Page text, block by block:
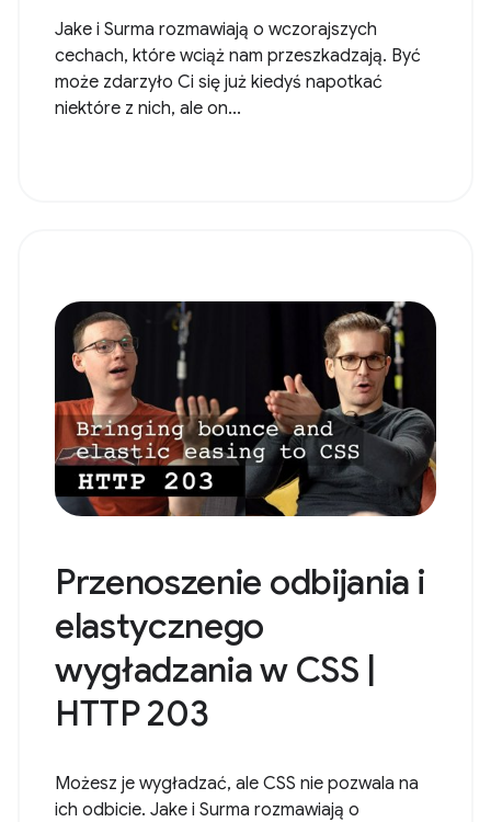
Jake i Surma rozmawiają o wczorajszych
cechach, które wciąż nam przeszkadzają. Być
może zdarzyło Ci się już kiedyś napotkać
niektóre z nich, ale on...
Przenoszenie odbijania i
elastycznego
wygładzania w CSS |
HTTP 203
Możesz je wygładzać, ale CSS nie pozwala na
ich odbicie. Jake i Surma rozmawiają o